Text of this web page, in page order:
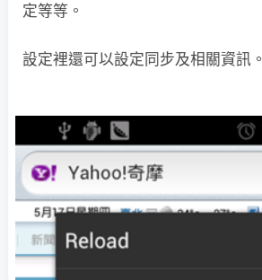
定等等。
設定裡還可以設定同步及相關資訊。